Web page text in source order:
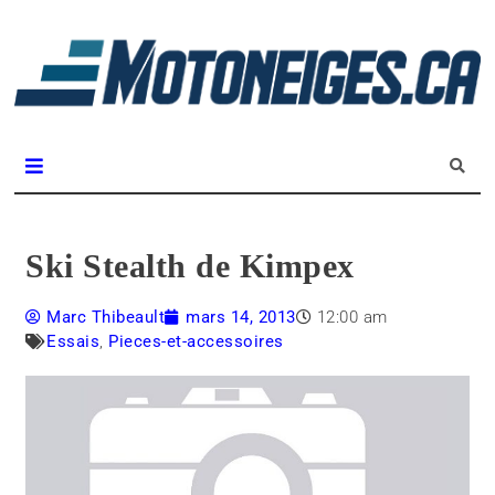
Ski Stealth de Kimpex
Marc Thibeault mars 14, 2013
12:00 am
Essais, Pieces-et-accessoires